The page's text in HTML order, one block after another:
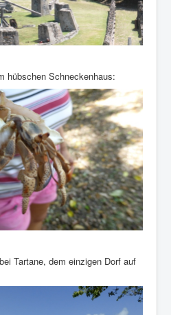
hübschen Schneckenhaus:
Tartane, dem einzigen Dorf auf